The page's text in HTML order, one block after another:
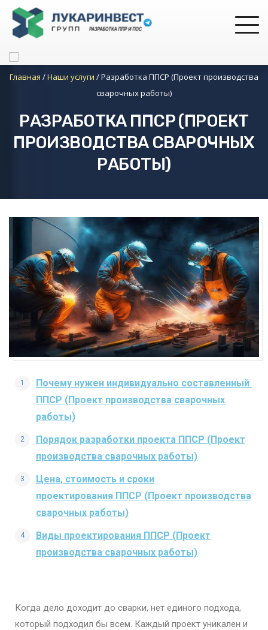
Главная /Наши услуги /Разработка ППСР (Проект производства
сварочных работы)
РАЗРАБОТКА ППСР (ПРОЕКТ
ПРОИЗВОДСТВА СВАРОЧНЫХ
РАБОТЫ)
Почему нужен индивидуально составленный
ППСР (Проект производства сварочных
работы)
Порядок разработки проекта ППСР (Проект
производства сварочных работы)
Цена, стоимость и сроки
проектирования ППСР (Проект производства
сварочных работы)
Виды проектирования ППСР (Проект
производства сварочных работы)
Когда дело доходит до сварки, нет единого подхода,
который подходил бы всем. Каждый проект уникален и